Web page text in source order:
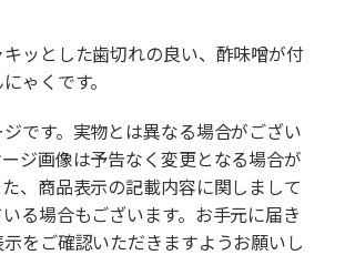
ッとした歯切れの良い、酢味噌が付
ゃくです。
です。実物とは異なる場合がござい
ジ画像は予告なく変更となる場合が
、商品表示の記載内容に関しまして
る場合もございます。お手元に届き
示をご確認いただきますようお願いし